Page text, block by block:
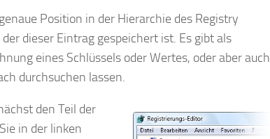
Position in der Hierarchie des Registry
dieser Eintrag gespeichert ist. Es gibt als
eines Schlüssels oder Wertes, oder aber auch
durchsuchen lassen.
den Teil der
in der linken